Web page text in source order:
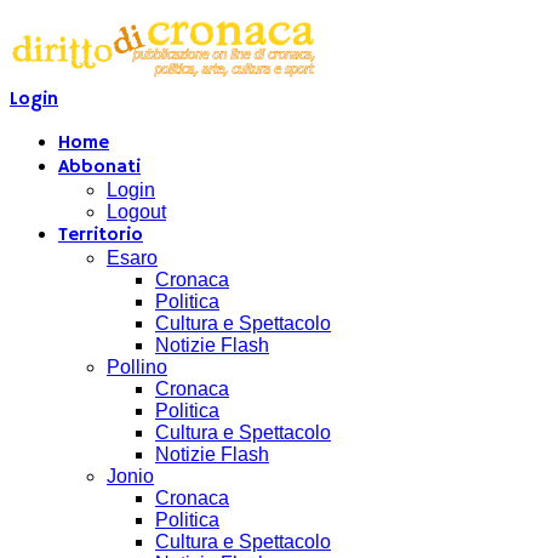
Login
Home
Abbonati
Login
Logout
Territorio
Esaro
Cronaca
Politica
Cultura e Spettacolo
Notizie Flash
Pollino
Cronaca
Politica
Cultura e Spettacolo
Notizie Flash
Jonio
Cronaca
Politica
Cultura e Spettacolo